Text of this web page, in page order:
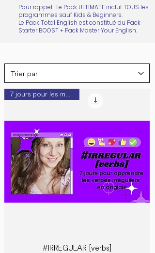
Pour rappel : Le Pack ULTIMATE inclut TOUS les
programmes sauf Kids & Beginners.
Le Pack Total English est constitué du Pack
Starter BOOST + Pack Master Your English.
7 jours pour les maîtriser
#IRREGULAR [verbs]